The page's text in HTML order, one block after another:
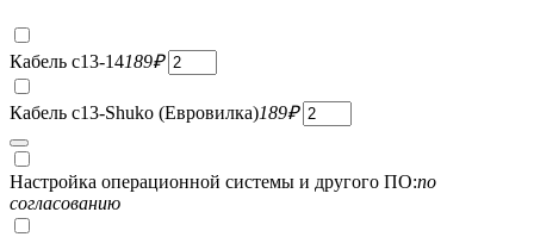
Кабель c13-14189₽
Кабель c13-Shuko (Евровилка)189₽
Настройка операционной системы и другого ПО:по
согласованию